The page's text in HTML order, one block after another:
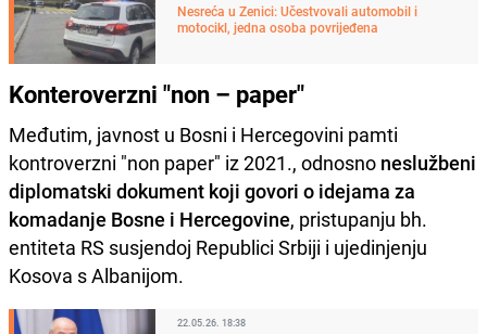
Nesreća u Zenici: Učestvovali automobil i
motocikl, jedna osoba povrijeđena
Konteroverzni "non – paper"
Međutim, javnost u Bosni i Hercegovini pamti
kontroverzni "non paper" iz 2021., odnosno neslužbeni
diplomatski dokument koji govori o idejama za
komadanje Bosne i Hercegovine, pristupanju bh.
entiteta RS susjendoj Republici Srbiji i ujedinjenju
Kosova s ​​Albanijom.
22.05.26. 18:38